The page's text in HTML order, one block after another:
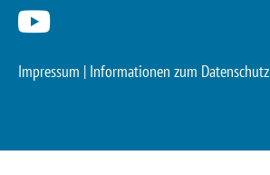
Impressum | Informationen zum Datenschutz